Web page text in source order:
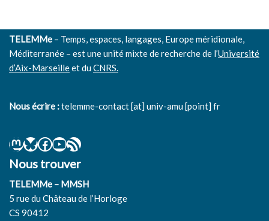
TELEMMe – Temps, espaces, langages, Europe méridionale,
Méditerranée – est une unité mixte de recherche de l’Université
d’Aix-Marseilleet duCNRS.
Nous écrire :telemme-contact [at] univ-amu [point] fr
Nous trouver
TELEMMe – MMSH
5 rue du Château de l’Horloge
CS 90412